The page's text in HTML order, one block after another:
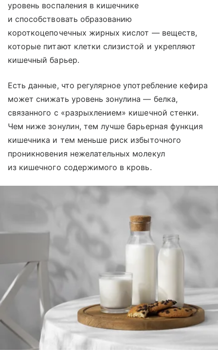
уровень воспаления в кишечнике
и способствовать образованию
короткоцепочечных жирных кислот — веществ,
которые питают клетки слизистой и укрепляют
кишечный барьер.
Есть данные, что регулярное употребление кефира
может снижать уровень зонулина — белка,
связанного с «разрыхлением» кишечной стенки.
Чем ниже зонулин, тем лучше барьерная функция
кишечника и тем меньше риск избыточного
проникновения нежелательных молекул
из кишечного содержимого в кровь.